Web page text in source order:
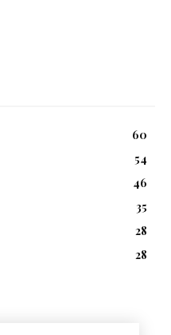
60
54
46
35
28
28